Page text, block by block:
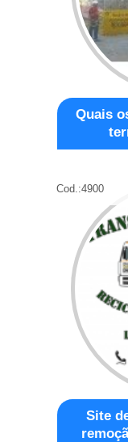
Quais
Cod.:4900
Site